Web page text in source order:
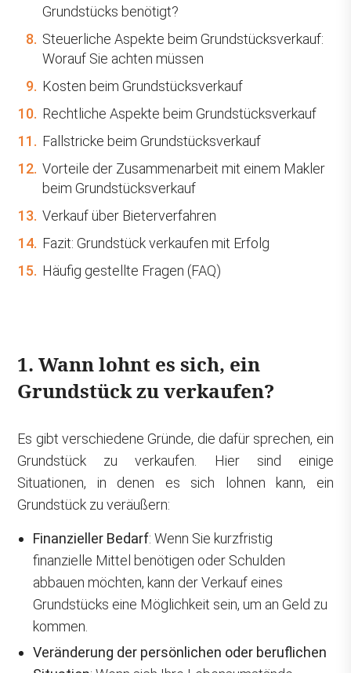
Grundstücks benötigt?
8. Steuerliche Aspekte beim Grundstücksverkauf:
Worauf Sie achten müssen
9. Kosten beim Grundstücksverkauf
10. Rechtliche Aspekte beim Grundstücksverkauf
11. Fallstricke beim Grundstücksverkauf
12. Vorteile der Zusammenarbeit mit einem Makler
beim Grundstücksverkauf
13. Verkauf über Bieterverfahren
14. Fazit: Grundstück verkaufen mit Erfolg
15. Häufig gestellte Fragen (FAQ)
1. Wann lohnt es sich, ein
Grundstück zu verkaufen?
Es gibt verschiedene Gründe, die dafür sprechen, ein
Grundstück zu verkaufen. Hier sind einige
Situationen, in denen es sich lohnen kann, ein
Grundstück zu veräußern:
Finanzieller Bedarf: Wenn Sie kurzfristig
finanzielle Mittel benötigen oder Schulden
abbauen möchten, kann der Verkauf eines
Grundstücks eine Möglichkeit sein, um an Geld zu
kommen.
Veränderung der persönlichen oder beruflichen